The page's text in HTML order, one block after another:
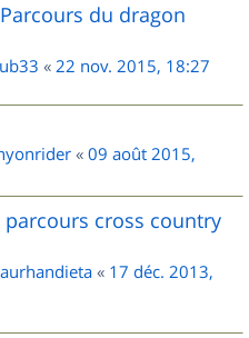
du dragon
« 22 nov. 2015, 18:27
« 09 août 2015,
cross country
« 17 déc. 2013,